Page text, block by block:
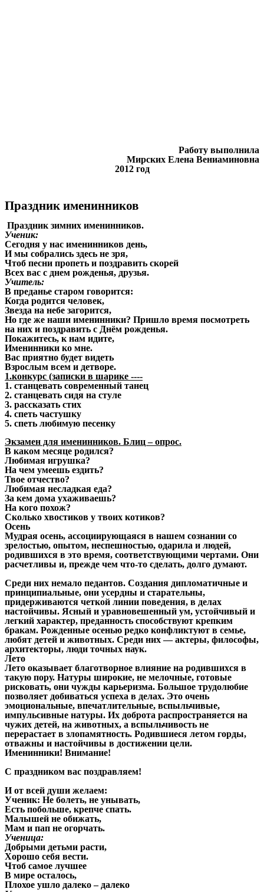
Работу выполнила
Мирских Елена Вениаминовна
2012 год
Праздник именинников
Праздник зимних именинников.
Ученик:
Сегодня у нас именинников день,
И мы собрались здесь не зря,
Чтоб песни пропеть и поздравить скорей
Всех вас с днем рожденья, друзья.
Учитель:
В преданье старом говорится:
Когда родится человек,
Звезда на небе загорится,
Но где же наши именинники? Пришло время посмотреть
на них и поздравить с Днём рожденья.
Покажитесь, к нам идите,
Именинники ко мне.
Вас приятно будет видеть
Взрослым всем и детворе.
1.конкурс (записки в шарике ----
1. станцевать современный танец
2. станцевать сидя на стуле
3. рассказать стих
4. спеть частушку
5. спеть любимую песенку
Экзамен для именинников. Блиц – опрос.
В каком месяце родился?
Любимая игрушка?
На чем умеешь ездить?
Твое отчество?
Любимая несладкая еда?
За кем дома ухаживаешь?
На кого похож?
Сколько хвостиков у твоих котиков?
Осень
Мудрая осень, ассоциирующаяся в нашем сознании со
зрелостью, опытом, неспешностью, одарила и людей,
родившихся в это время, соответствующими чертами. Они
расчетливы и, прежде чем что-то сделать, долго думают.
Среди них немало педантов. Создания дипломатичные и
принципиальные, они усердны и старательны,
придерживаются четкой линии поведения, в делах
настойчивы. Ясный и уравновешенный ум, устойчивый и
легкий характер, преданность способствуют крепким
бракам. Рожденные осенью редко конфликтуют в семье,
любят детей и животных. Среди них — актеры, философы,
архитекторы, люди точных наук.
Лето
Лето оказывает благотворное влияние на родившихся в
такую пору. Натуры широкие, не мелочные, готовые
рисковать, они чужды карьеризма. Большое трудолюбие
позволяет добиваться успеха в делах. Это очень
эмоциональные, впечатлительные, вспыльчивые,
импульсивные натуры. Их доброта распространяется на
чужих детей, на животных, а вспыльчивость не
перерастает в злопамятность. Родившиеся летом горды,
отважны и настойчивы в достижении цели.
Именинники! Внимание!
С праздником вас поздравляем!
И от всей души желаем:
Ученик: Не болеть, не унывать,
Есть побольше, крепче спать.
Малышей не обижать,
Мам и пап не огорчать.
Ученица:
Добрыми детьми расти,
Хорошо себя вести.
Чтоб самое лучшее
В мире осталось,
Плохое ушло далеко – далеко